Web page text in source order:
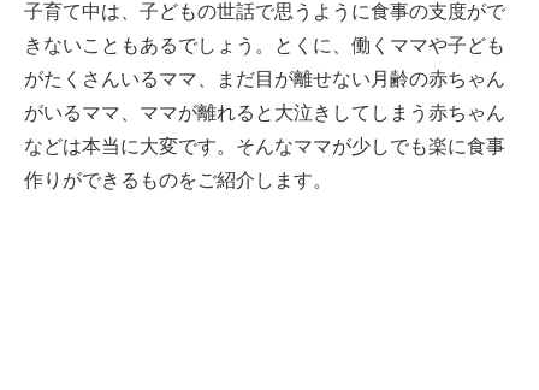
子育て中は、子どもの世話で思うように食事の支度がで
きないこともあるでしょう。とくに、働くママや子ども
がたくさんいるママ、まだ目が離せない月齢の赤ちゃん
がいるママ、ママが離れると大泣きしてしまう赤ちゃん
などは本当に大変です。そんなママが少しでも楽に食事
作りができるものをご紹介します。